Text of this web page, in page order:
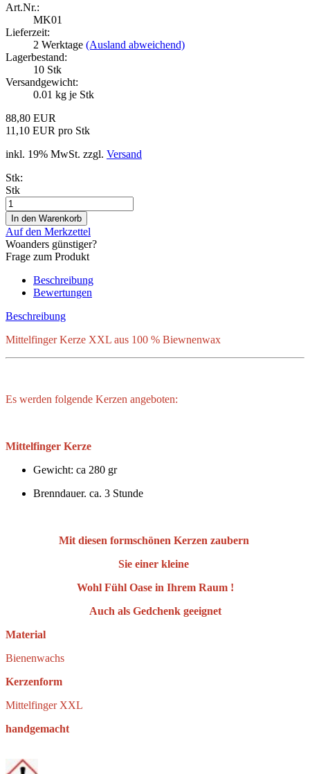
Art.Nr.:
MK01
Lieferzeit:
2 Werktage (Ausland abweichend)
Lagerbestand:
10 Stk
Versandgewicht:
0.01 kg je Stk
88,80 EUR
11,10 EUR pro Stk
inkl. 19% MwSt. zzgl. Versand
Stk:
Stk
Auf den Merkzettel
Woanders günstiger?
Frage zum Produkt
Beschreibung
Bewertungen
Beschreibung
Mittelfinger Kerze XXL aus 100 % Biewnenwax
Es werden folgende Kerzen angeboten:
Mittelfinger Kerze
Gewicht: ca 280 gr
Brenndauer. ca. 3 Stunde
Mit diesen formschönen Kerzen zaubern
Sie einer kleine
Wohl Fühl Oase in Ihrem Raum !
Auch als Gedchenk geeignet
Material
Bienenwachs
Kerzenform
Mittelfinger XXL
handgemacht